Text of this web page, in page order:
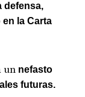
defensa,
la Carta
un nefasto
futuras.